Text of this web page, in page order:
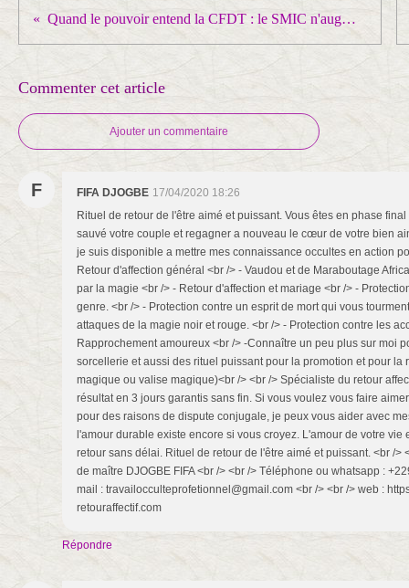
Quand le pouvoir entend la CFDT : le SMIC n'augmentera pas! A faire connaître largement dans l'élection aux TPE!
Commenter cet article
Ajouter un commentaire
F FIFA DJOGBE 17/04/2020 18:26
Rituel de retour de l'être aimé et puissant. Vous êtes en phase
sauvé votre couple et regagner a nouveau le cœur de votre bien
je suis disponible a mettre mes connaissance occultes en action
Retour d'affection général <br /> - Vaudou et de Maraboutage
par la magie <br /> - Retour d'affection et mariage <br /> -
genre. <br /> - Protection contre un esprit de mort qui vous
attaques de la magie noir et rouge. <br /> - Protection contre les
Rapprochement amoureux <br /> -Connaître un peu plus sur moi
sorcellerie et aussi des rituel puissant pour la promotion et pour la
magique ou valise magique)<br /> <br /> Spécialiste du retour
résultat en 3 jours garantis sans fin. Si vous voulez vous faire
pour des raisons de dispute conjugale, je peux vous aider avec
l'amour durable existe encore si vous croyez. L'amour de votre vie
retour sans délai. Rituel de retour de l'être aimé et puissant. <br />
de maître DJOGBE FIFA <br /> <br /> Téléphone ou whatsapp :
mail : travailocculteprofetionnel@gmail.com <br /> <br /> web :
retouraffectif.com
Répondre